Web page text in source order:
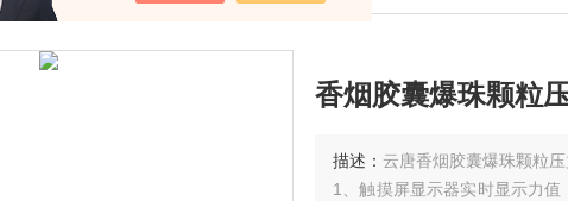
香烟胶囊爆珠颗粒
描述： 云唐香烟胶囊爆珠颗粒
1、触摸屏显示器实时显示力